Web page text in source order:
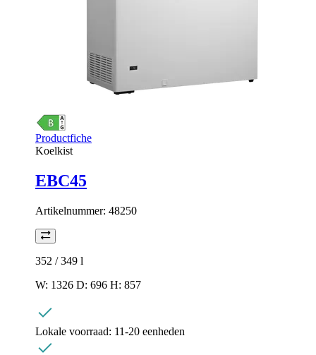
Productfiche
Koelkist
EBC45
Artikelnummer: 48250
352 / 349 l
W: 1326 D: 696 H: 857
Lokale voorraad: 11-20 eenheden